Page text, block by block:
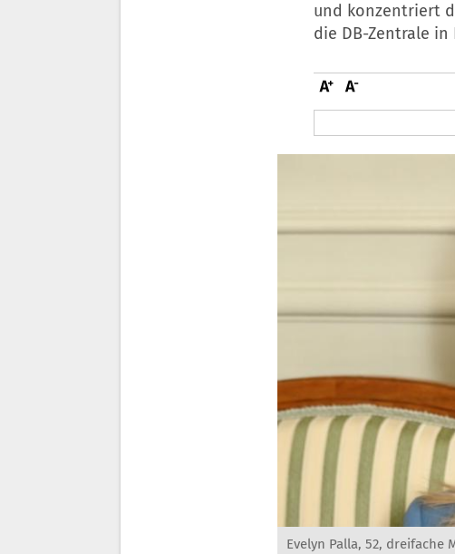
und konzentriert
die DB-Zentrale in
Evelyn Palla, 52, dreifache